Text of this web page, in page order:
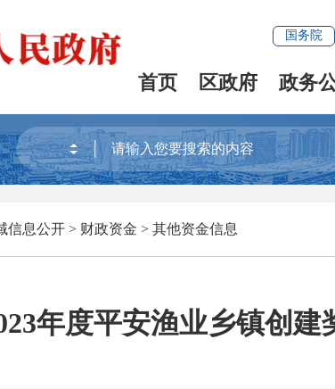
国务院
首页 区政府 政务
信息公开 > 财政资金 > 其他资金信息
年度平安渔业乡镇创